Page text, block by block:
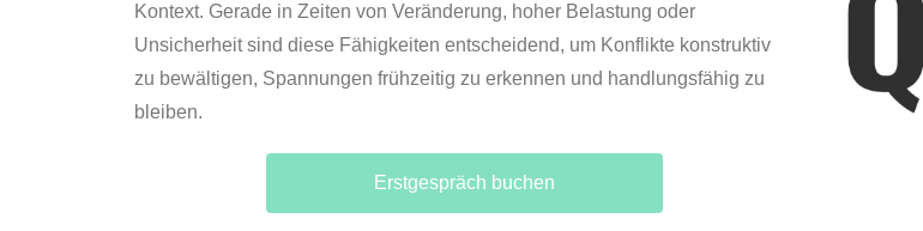
Kontext. Gerade in Zeiten von Veränderung, hoher Belastung oder
Unsicherheit sind diese Fähigkeiten entscheidend, um Konflikte konstruktiv
zu bewältigen, Spannungen frühzeitig zu erkennen und handlungsfähig zu
bleiben.
Erstgespräch buchen